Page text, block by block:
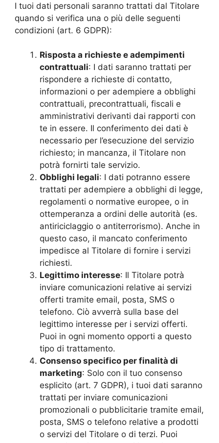
I tuoi dati personali saranno trattati dal Titolare
quando si verifica una o più delle seguenti
condizioni (art. 6 GDPR):
Risposta a richieste e adempimenti
contrattuali: I dati saranno trattati per
rispondere a richieste di contatto,
informazioni o per adempiere a obblighi
contrattuali, precontrattuali, fiscali e
amministrativi derivanti dai rapporti con
te in essere. Il conferimento dei dati è
necessario per l’esecuzione del servizio
richiesto; in mancanza, il Titolare non
potrà fornirti tale servizio.
Obblighi legali: I dati potranno essere
trattati per adempiere a obblighi di legge,
regolamenti o normative europee, o in
ottemperanza a ordini delle autorità (es.
antiriciclaggio o antiterrorismo). Anche in
questo caso, il mancato conferimento
impedisce al Titolare di fornire i servizi
richiesti.
Legittimo interesse: Il Titolare potrà
inviare comunicazioni relative ai servizi
offerti tramite email, posta, SMS o
telefono. Ciò avverrà sulla base del
legittimo interesse per i servizi offerti.
Puoi in ogni momento opporti a questo
tipo di trattamento.
Consenso specifico per finalità di
marketing: Solo con il tuo consenso
esplicito (art. 7 GDPR), i tuoi dati saranno
trattati per inviare comunicazioni
promozionali o pubblicitarie tramite email,
posta, SMS o telefono relative a prodotti
o servizi del Titolare o di terzi. Puoi